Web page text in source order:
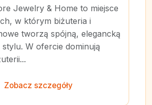
Jewelry & Home to miejsce
w którym biżuteria i
tworzą spójną, elegancką
W ofercie dominują
Zobacz szczegóły